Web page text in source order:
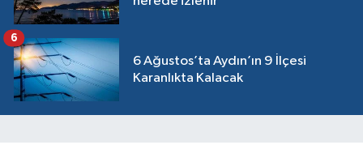
6 Ağustos’ta Aydın’ın 9 İlçesi
Karanlıkta Kalacak
6